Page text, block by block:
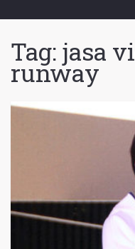
Tag: jasa
runway